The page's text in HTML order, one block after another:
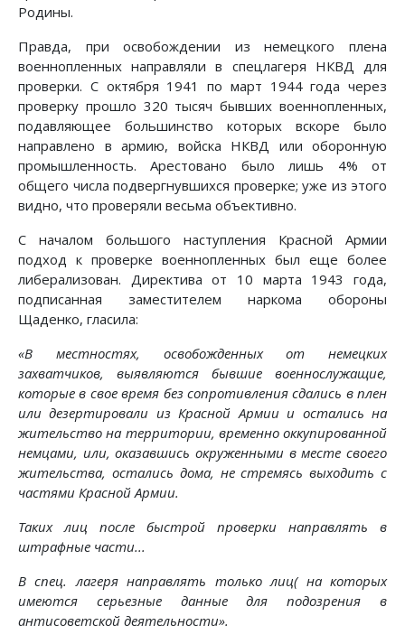
Родины.
Правда, при освобождении из немецкого плена
военнопленных направляли в спецлагеря НКВД для
проверки. С октября 1941 по март 1944 года через
проверку прошло 320 тысяч бывших военнопленных,
подавляющее большинство которых вскоре было
направлено в армию, войска НКВД или оборонную
промышленность. Арестовано было лишь 4% от
общего числа подвергнувшихся проверке; уже из этого
видно, что проверяли весьма объективно.
С началом большого наступления Красной Армии
подход к проверке военнопленных был еще более
либерализован. Директива от 10 марта 1943 года,
подписанная заместителем наркома обороны
Щаденко, гласила:
«В местностях, освобожденных от немецких
захватчиков, выявляются бывшие военнослужащие,
которые в свое время без сопротивления сдались в плен
или дезертировали из Красной Армии и остались на
жительство на территории, временно оккупированной
немцами, или, оказавшись окруженными в месте своего
жительства, остались дома, не стремясь выходить с
частями Красной Армии.
Таких лиц после быстрой проверки направлять в
штрафные части...
В спец. лагеря направлять только лиц( на которых
имеются серьезные данные для подозрения в
антисоветской деятельности».